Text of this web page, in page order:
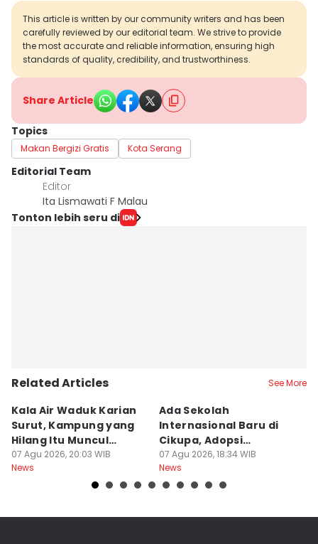
This article is written by our community writers and has been
carefully reviewed by our editorial team. We strive to provide
the most accurate and reliable information, ensuring high
standards of quality, credibility, and trustworthiness.
Share Article
Topics
Makan Bergizi Gratis Kota Serang
Editorial Team
Editor
Ita Lismawati F Malau
Tonton lebih seru di
Related Articles See More
Kala Air Waduk Karian
Surut, Kampung yang
Hilang Itu Muncul
Kembali
07 Agu 2026, 20:03 WIB
News
Ada Sekolah
Internasional Baru di
Cikupa, Adopsi
Kurikulum Singapura
07 Agu 2026, 18:34 WIB
News